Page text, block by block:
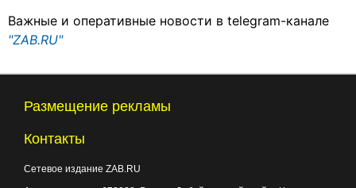
Важные и оперативные новости в telegram-канале
"ZAB.RU"
Размещение рекламы
Контакты
Сетевое издание ZAB.RU